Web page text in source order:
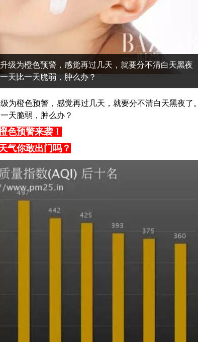
级为橙色预警，感觉再过几天，就要分不清白天黑夜
天比一天脆弱，肿么办？
为橙色预警，感觉再过几天，就要分不清白天黑夜了。
天脆弱，肿么办？
色预警来袭！
气你敢出门吗？